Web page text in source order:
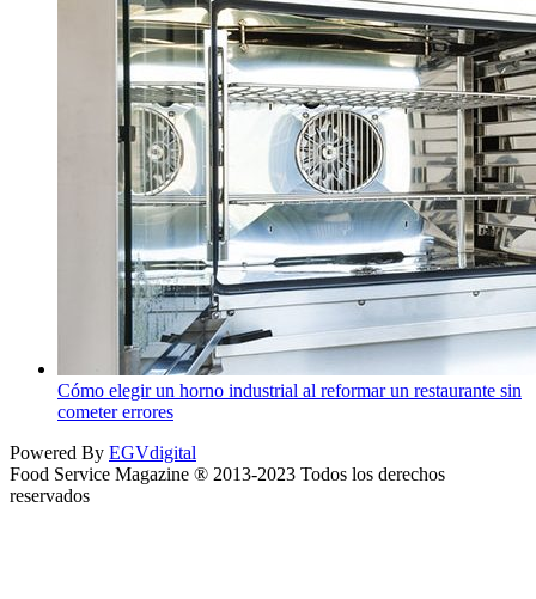
Cómo elegir un horno industrial al reformar un restaurante sin
cometer errores
Powered By EGVdigital
Food Service Magazine ® 2013-2023 Todos los derechos
reservados